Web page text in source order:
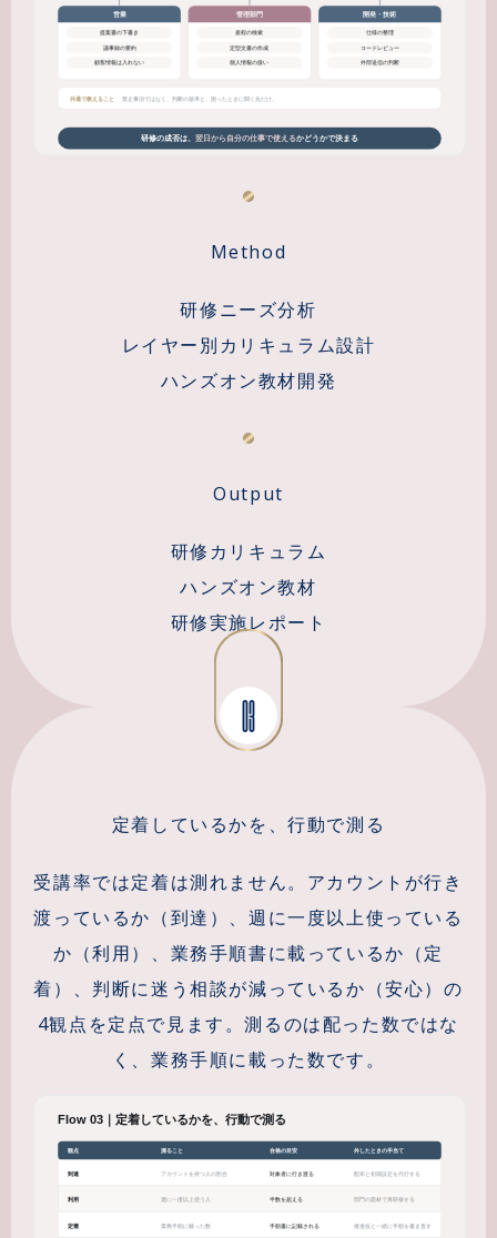
Method
研修ニーズ分析
レイヤー別カリキュラム設計
ハンズオン教材開発
Output
研修カリキュラム
ハンズオン教材
研修実施レポート
03
定着しているかを、行動で測る
受講率では定着は測れません。アカウントが行き
渡っているか（到達）、週に一度以上使っている
か（利用）、業務手順書に載っているか（定
着）、判断に迷う相談が減っているか（安心）の
4観点を定点で見ます。測るのは配った数ではな
く、業務手順に載った数です。